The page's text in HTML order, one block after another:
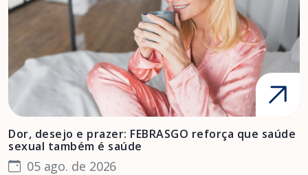
Dor, desejo e prazer: FEBRASGO reforça que saúde
sexual também é saúde
05 ago. de 2026